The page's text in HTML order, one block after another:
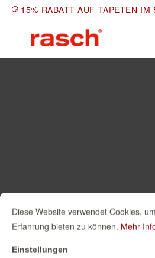
15% RABATT AUF TAPETEN
Diese Website verwendet Cookies,
Erfahrung bieten zu können. Mehr
Einstellungen